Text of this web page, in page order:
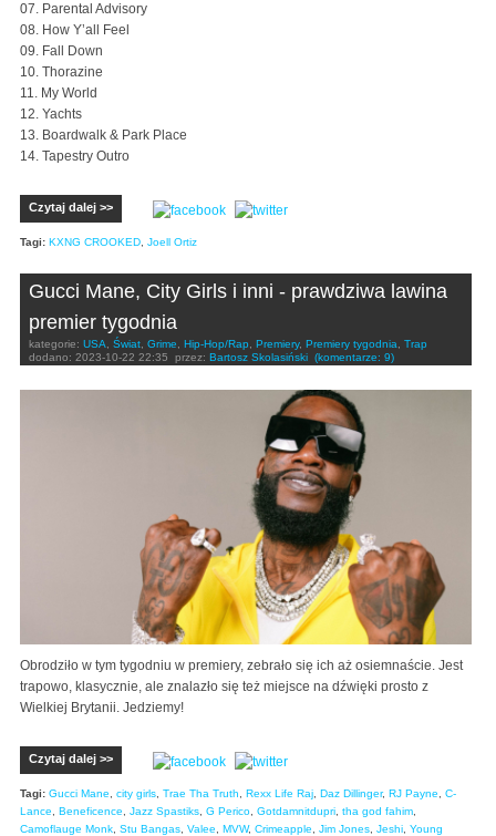
07. Parental Advisory
08. How Y’all Feel
09. Fall Down
10. Thorazine
11. My World
12. Yachts
13. Boardwalk & Park Place
14. Tapestry Outro
Czytaj dalej >>
Tagi: KXNG CROOKED Joell Ortiz
Gucci Mane, City Girls i inni - prawdziwa lawina
premier tygodnia
kategorie: USA Świat Grime Hip-Hop/Rap Premiery, Premiery tygodnia
Trap
dodano: 2023-10-22 22:35 przez: Bartosz Skolasiński (komentarze: 9)
Obrodziło w tym tygodniu w premiery, zebrało się ich aż osiemnaście. Jest
trapowo, klasycznie, ale znalazło się też miejsce na dźwięki prosto z
Wielkiej Brytanii. Jedziemy!
Czytaj dalej >>
Tagi: Gucci Mane city girls Trae Tha Truth Rexx Life Raj Daz Dillinger, RJ Payne
C-
Lance
Beneficence Jazz Spastiks G Perico Gotdamnitdupri tha god fahim
Camoflauge Monk Stu Bangas Valee MVW, Crimeapple Jim Jones Jeshi Young